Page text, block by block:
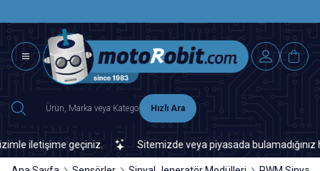
Hızlı Ara
iletişime geçiniz. Sitemizde veya piyasada bulamadığınız